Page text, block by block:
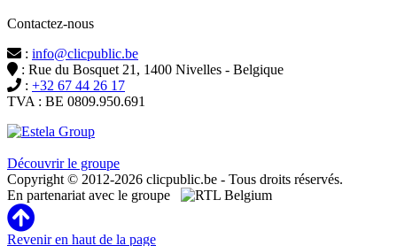
Contactez-nous
: info@clicpublic.be
: Rue du Bosquet 21, 1400 Nivelles - Belgique
: +32 67 44 26 17
TVA : BE 0809.950.691
Découvrir le groupe
Copyright © 2012-2026 clicpublic.be - Tous droits réservés.
En partenariat avec le groupe
Revenir en haut de la page